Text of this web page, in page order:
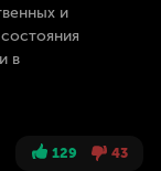
и
в
129 43